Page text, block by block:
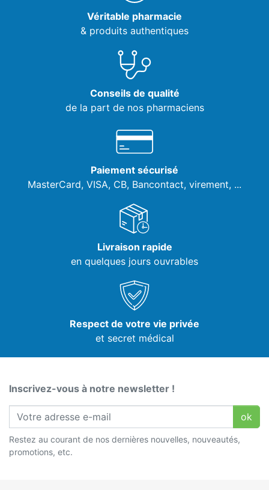
Véritable pharmacie
& produits authentiques
Conseils de qualité
de la part de nos pharmaciens
Paiement sécurisé
MasterCard, VISA, CB, Bancontact, virement, ...
Livraison rapide
en quelques jours ouvrables
Respect de votre vie privée
et secret médical
Inscrivez-vous à notre newsletter !
ok
Restez au courant de nos dernières nouvelles, nouveautés,
promotions, etc.